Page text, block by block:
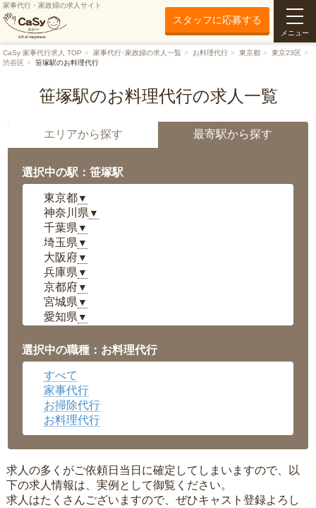
家事代行・家政婦の求人サイト
スタッフに応募する
メニュー
CaSy 家事代行求人 TOP 家事代行･家政婦の求人一覧 お料理代行 東京都
東京23区
渋谷区
笹塚駅のお料理代行
笹塚駅のお料理代行の求人一覧
エリアから探す 最寄駅から探す
選択中の駅：笹塚駅
東京都▼
神奈川県 ▼
千葉県 ▼
埼玉県 ▼
大阪府▼
兵庫県 ▼
京都府▼
宮城県 ▼
愛知県 ▼
岡山県▼
広島県▼
沖縄県
選択中の職種：お料理代行
すべて
家事代行
お掃除代行
お料理代行
求人の多くがご依頼日当日に確定してしまいますので、以
下の求人情報は、実例として御覧ください。
求人はたくさんございますので、ぜひキャスト登録よろし